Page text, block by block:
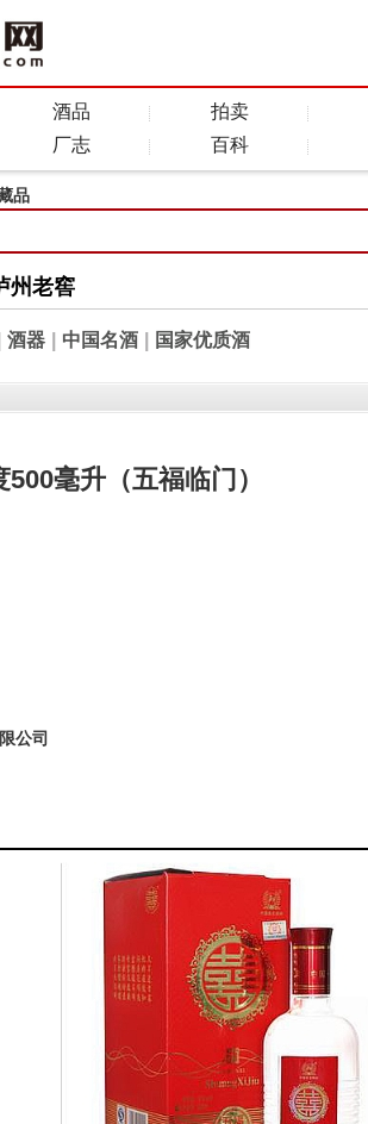
酒品 拍卖
厂志 百科
品
州老窖
酒器 中国名酒 国家优质酒
毫升（五福临门）
公司